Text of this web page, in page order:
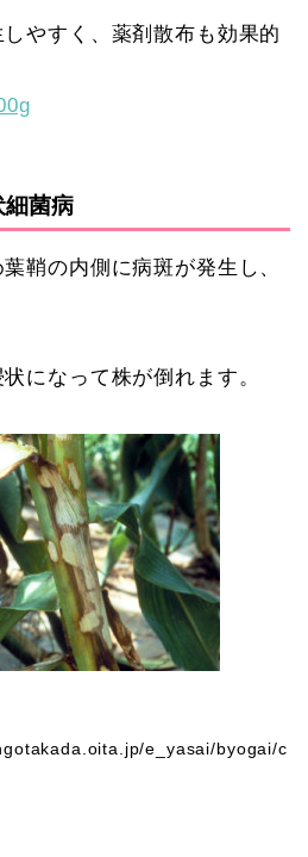
やすく、薬剤散布も効果的
細菌病
鞘の内側に病斑が発生し、
になって株が倒れます。
e_yasai/byogai/c